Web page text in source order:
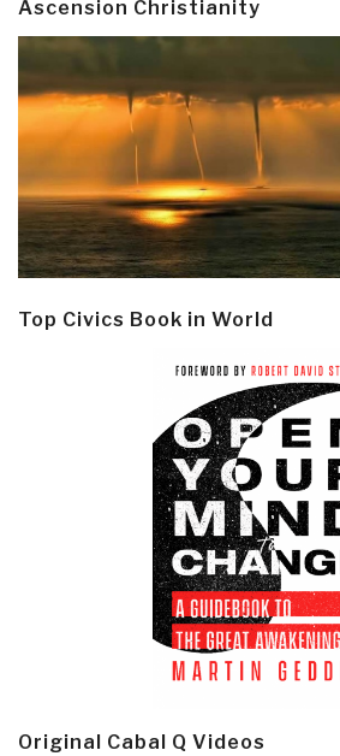
Ascension Christianity
Top Civics Book in World
Original Cabal Q Videos